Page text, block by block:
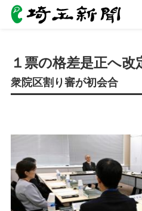
１票の格差是正へ改
衆院区割り審が初会合